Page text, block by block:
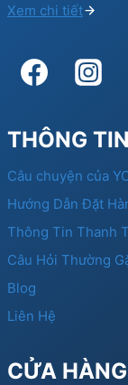
Xem chi tiết
THÔNG TIN
Câu chuyện của
Hướng Dẫn Đặt
Thông Tin Thanh
Câu Hỏi Thường
Blog
Liên Hệ
CỬA HÀNG